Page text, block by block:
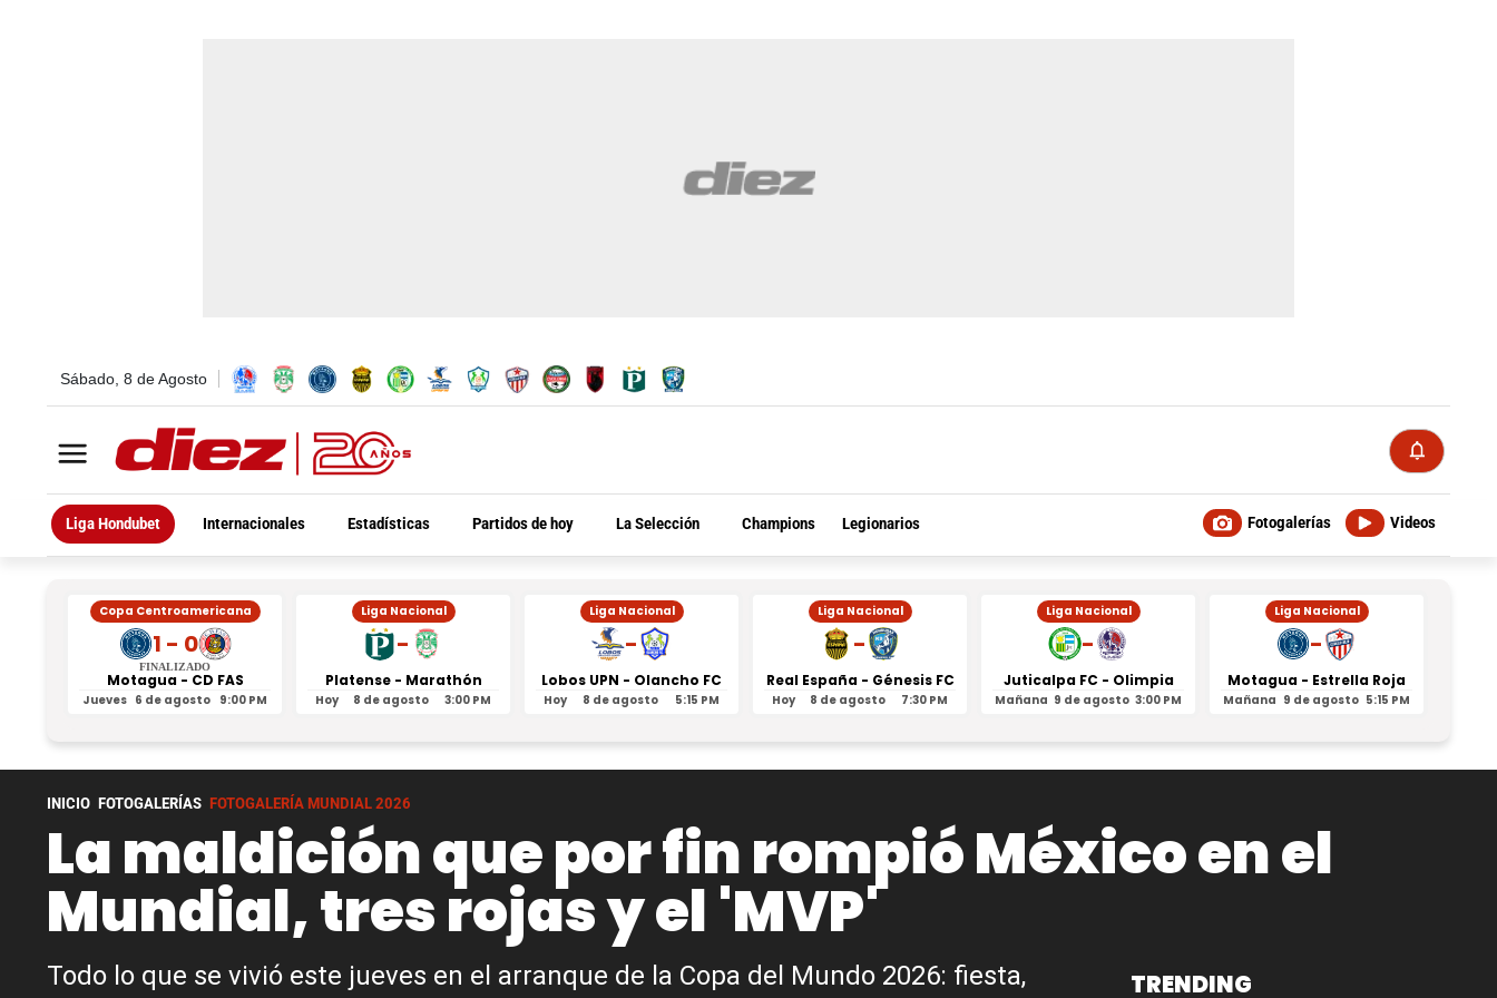
Sábado, 8 de Agosto
Liga Hondubet Internacionales Estadísticas Partidos de hoy La Selección Champions Legionarios Videos
Fotogalerías
Copa Centroamericana
1 - 0
FINALIZADO
Motagua - CD FAS
Jueves 6 de agosto 9:00 PM
Liga Nacional
-
Platense - Marathón
Hoy 8 de agosto 3:00 PM
Liga Nacional
-
Lobos UPN - Olancho FC
Hoy 8 de agosto 5:15 PM
Liga Nacional
-
Real España - Génesis FC
Hoy 8 de agosto 7:30 PM
Liga Nacional
-
Juticalpa FC - Olimpia
Mañana 9 de agosto 3:00 PM
Liga Nacional
-
Motagua - Estrella Roja
Mañana 9 de agosto 5:15 PM
INICIO FOTOGALERÍAS FOTOGALERÍA MUNDIAL 2026
La maldición que por fin rompió México en el
Mundial, tres rojas y el 'MVP'
Todo lo que se vivió este jueves en el arranque de la Copa del Mundo 2026: fiesta,
TRENDING